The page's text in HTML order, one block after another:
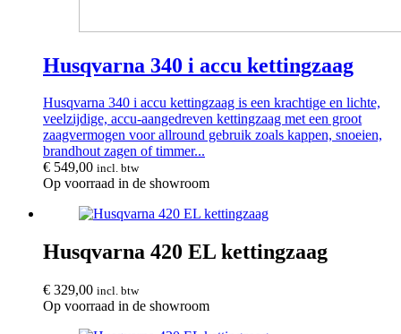
Husqvarna 340 i accu kettingzaag
Husqvarna 340 i accu kettingzaag is een krachtige en lichte,
veelzijdige, accu-aangedreven kettingzaag met een groot
zaagvermogen voor allround gebruik zoals kappen, snoeien,
brandhout zagen of timmer...
€ 549,00 incl. btw
Op voorraad in de showroom
Husqvarna 420 EL kettingzaag
€ 329,00 incl. btw
Op voorraad in de showroom